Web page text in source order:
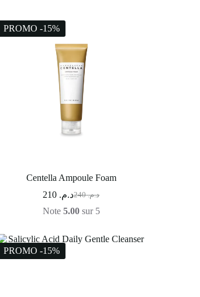
PROMO -15%
Centella Ampoule Foam
د.م.240 د.م.
Note 5.00sur 5
PROMO -15%